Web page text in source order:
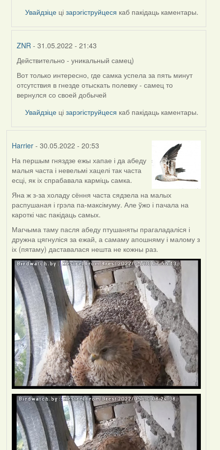
Увайдзіце цізарэгіструйцеся каб пакідаць каментары.
ZNR - 31.05.2022 - 21:43
In
reply
to
by
Действительно - уникальный самец)
Вот только интересно, где самка успела за пять минут
отсутствия в гнезде отыскать полевку - самец то
вернулся со своей добычей
Увайдзіце цізарэгіструйцеся каб пакідаць каментары.
Harrier- 30.05.2022 - 20:53
На першым гняздзе ежы хапае і да абеду
малыя часта і невельмі хацелі так часта
есці, як іх спрабавала карміць самка.
Яна ж з-за холаду сёння часта сядзела на малых
распушаная і грэла па-максімуму. Але ўжо і пачала на
кароткі час пакідаць самых.
Магчыма таму пасля абеду птушаняты прагаладаліся і
дружна цягнуліся за ежай, а самаму апошняму і малому з
іх (пятаму) даставалася нешта не кожны раз.